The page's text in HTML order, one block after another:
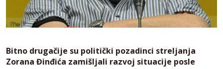
Bitno drugačije su politički pozadinci streljanja
Zorana Đinđića zamišljali razvoj situacije posle